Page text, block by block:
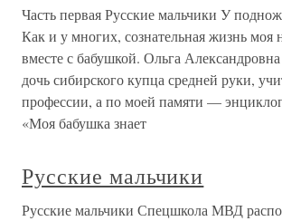
Часть первая Русские мальчики У
Как и у многих, сознательная жизнь моя
вместе с бабушкой. Ольга
дочь сибирского купца средней руки,
профессии, а по моей памяти —
«Моя бабушка знает
Русские мальчики
Русские мальчики Спецшкола МВД